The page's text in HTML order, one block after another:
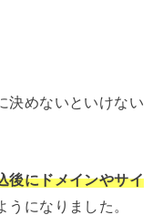
決めないといけない
後にドメインやサイ
うになりました。